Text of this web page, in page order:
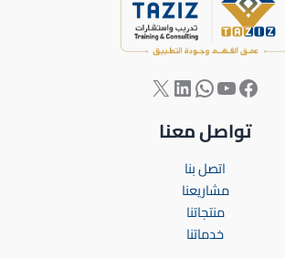
تواصل معنا
اتصل بنا
مشاريعنا
منتجاتنا
خدماتنا